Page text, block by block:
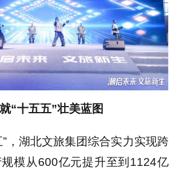
“十五五”壮美蓝图
”，湖北文旅集团综合实力实现跨
模从600亿元提升至到1124亿